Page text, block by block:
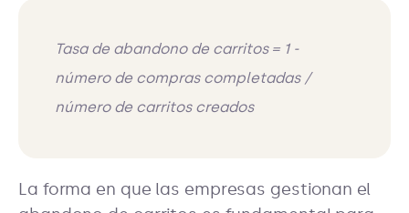
Tasa de abandono de carritos = 1 -
número de compras completadas /
número de carritos creados
La forma en que las empresas gestionan el